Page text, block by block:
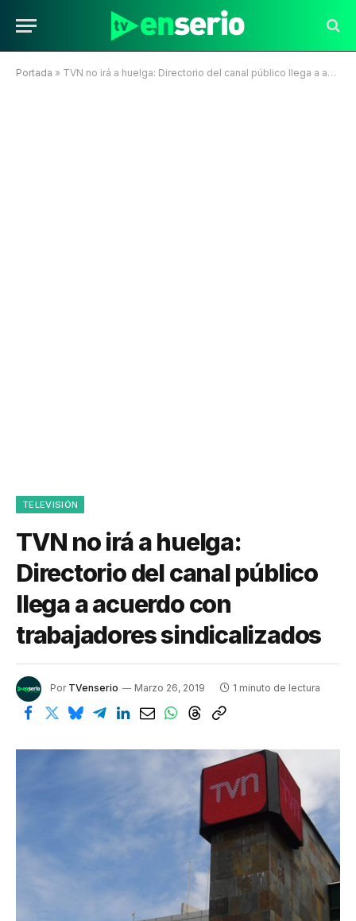
Portada » TVN no irá a huelga: Directorio del canal público llega a acuerdo con trabajadores sindicalizados
TELEVISIÓN
TVN no irá a huelga:
Directorio del canal público
llega a acuerdo con
trabajadores sindicalizados
Por TVenserio Marzo 26, 2019 1 minuto de lectura